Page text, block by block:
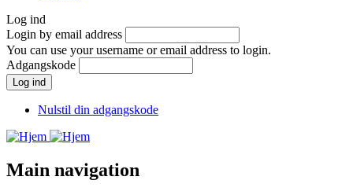
Log ind
Login by email address
You can use your username or email address to login.
Adgangskode
Nulstil din adgangskode
Main navigation